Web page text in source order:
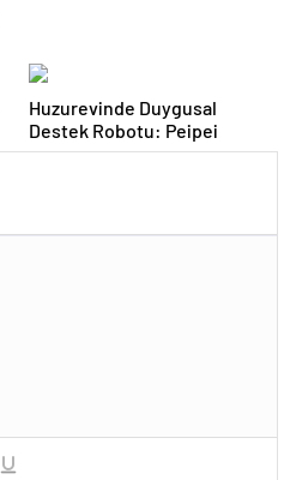
Huzurevinde Duygusal
Destek Robotu: Peipei